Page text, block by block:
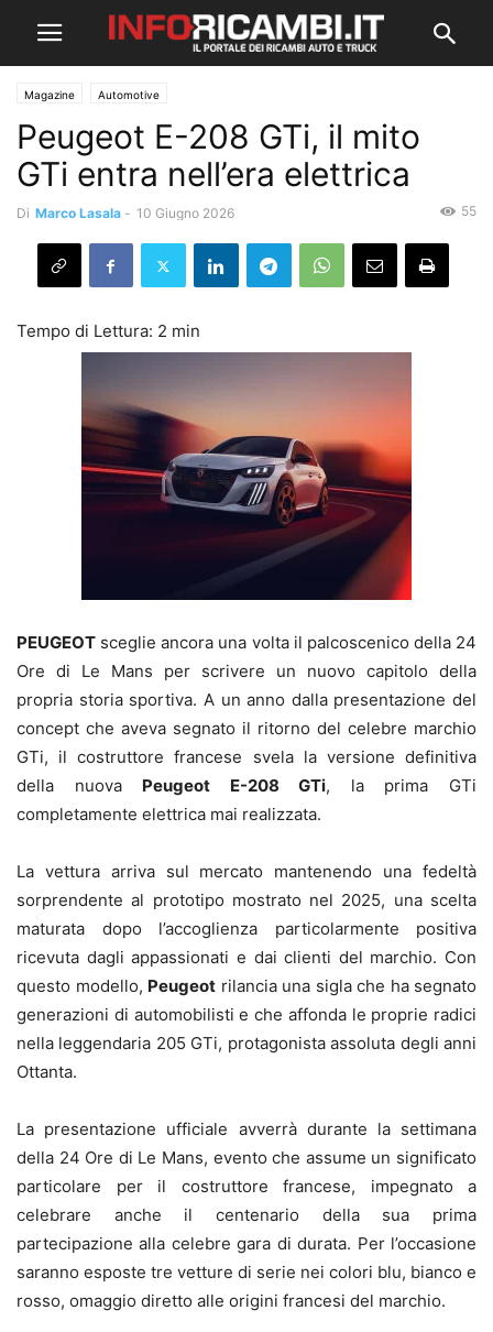
Magazine Automotive
Peugeot E-208 GTi, il mito
GTi entra nell’era elettrica
Di Marco Lasala - 10 Giugno 2026 55
PEUGEOT sceglie ancora una volta il palcoscenico della 24
Ore di Le Mans per scrivere un nuovo capitolo della
propria storia sportiva. A un anno dalla presentazione del
concept che aveva segnato il ritorno del celebre marchio
GTi, il costruttore francese svela la versione definitiva
della nuova Peugeot E-208 GTi, la prima GTi
completamente elettrica mai realizzata.
La vettura arriva sul mercato mantenendo una fedeltà
sorprendente al prototipo mostrato nel 2025, una scelta
maturata dopo l’accoglienza particolarmente positiva
ricevuta dagli appassionati e dai clienti del marchio. Con
questo modello, Peugeot rilancia una sigla che ha segnato
generazioni di automobilisti e che affonda le proprie radici
nella leggendaria 205 GTi, protagonista assoluta degli anni
Ottanta.
La presentazione ufficiale avverrà durante la settimana
della 24 Ore di Le Mans, evento che assume un significato
particolare per il costruttore francese, impegnato a
celebrare anche il centenario della sua prima
partecipazione alla celebre gara di durata. Per l’occasione
saranno esposte tre vetture di serie nei colori blu, bianco e
rosso, omaggio diretto alle origini francesi del marchio.